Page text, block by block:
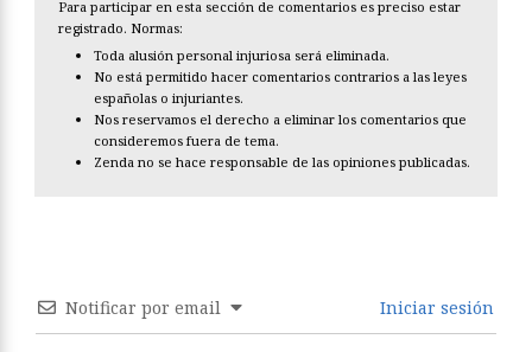
Para participar en esta sección de comentarios es preciso estar
registrado. Normas:
Toda alusión personal injuriosa será eliminada.
No está permitido hacer comentarios contrarios a las leyes
españolas o injuriantes.
Nos reservamos el derecho a eliminar los comentarios que
consideremos fuera de tema.
Zenda no se hace responsable de las opiniones publicadas.
Notificar por email Iniciar sesión